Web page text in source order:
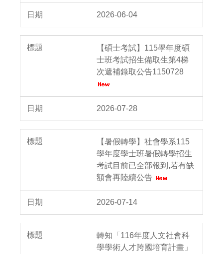
2026-06-04
【碩士考試】115學年度碩
士班考試招生備取生第4梯
次遞補錄取公告1150728
2026-07-28
【暑假轉學】社會學系115
學年度學士班暑假轉學招生
考試目前已全部報到,若有缺
額會再陸續公告
2026-07-14
轉知「116年度人文社會科
學學術人才跨國培育計畫」